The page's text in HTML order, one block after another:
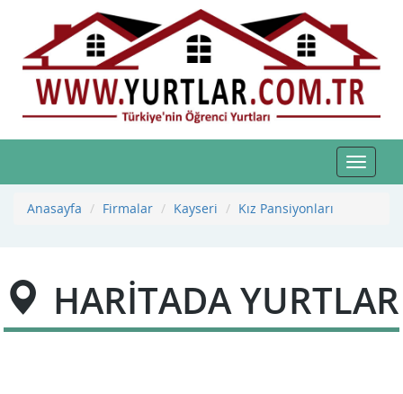
Toggle
Anasayfa
Firmalar Kayseri Kız Pansiyonları
HARİTADA YURTLAR